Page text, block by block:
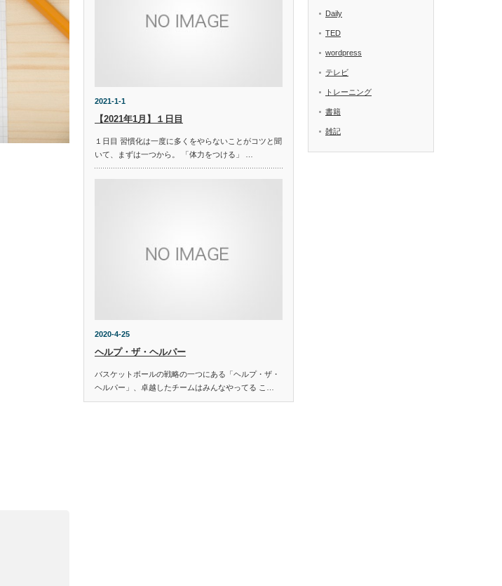
2021-1-1
【2021年1月】１日目
１日目 習慣化は一度に多くをやらないことがコツと聞
いて、まずは一つから。 「体力をつける」 …
2020-4-25
ヘルプ・ザ・ヘルパー
バスケットボールの戦略の一つにある「ヘルプ・ザ・
ヘルパー」、卓越したチームはみんなやってる こ…
Daily
TED
wordpress
テレビ
トレーニング
書籍
雑記